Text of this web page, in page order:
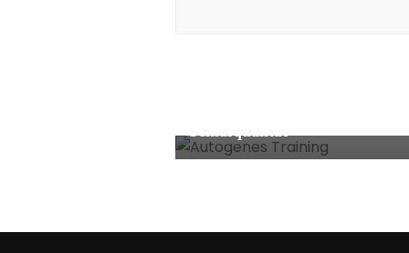
Schlafqualität